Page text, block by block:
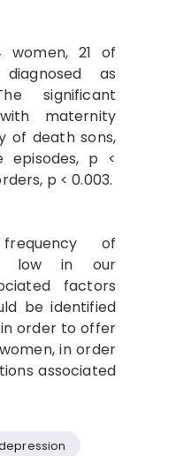
women, 21 of
as
significant
maternity
of death sons,
episodes, p <
p < 0.003.
of
low in our
factors
be identified
order to offer
in order
associated